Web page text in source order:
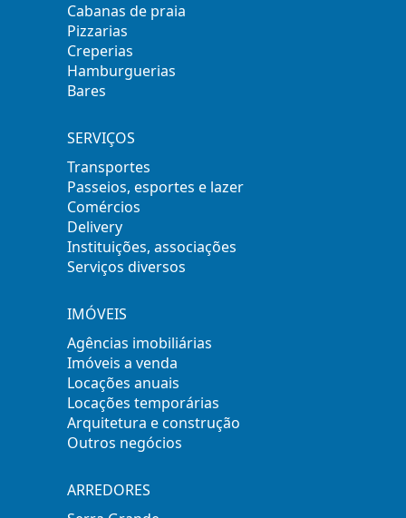
Cabanas de praia
Pizzarias
Creperias
Hamburguerias
Bares
SERVIÇOS
Transportes
Passeios, esportes e lazer
Comércios
Delivery
Instituições, associações
Serviços diversos
IMÓVEIS
Agências imobiliárias
Imóveis a venda
Locações anuais
Locações temporárias
Arquitetura e construção
Outros negócios
ARREDORES